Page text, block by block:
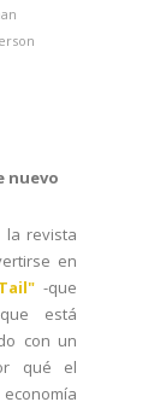
nuevo
la revista
en
-que
está
con un
qué el